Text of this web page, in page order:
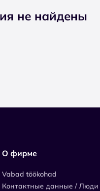
не найдены
О фирме
Vabad töökohad
Контактные данные / Люди